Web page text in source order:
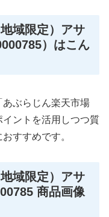
域限定）アサ
）はこん
ぶらじん楽天市場
ントを活用しつつ質
すすめです。
域限定）アサ
商品画像